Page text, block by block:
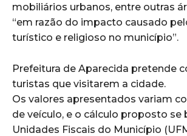
mobiliários urbanos, entre outras
“em razão do impacto causado
turístico e religioso no município”.
Prefeitura de Aparecida pretende
turistas que visitarem a cidade.
Os valores apresentados variam
de veículo, e o cálculo proposto se
Unidades Fiscais do Município